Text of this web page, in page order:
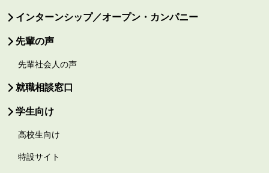
インターンシップ／オープン・カンパニー
先輩の声
先輩社会人の声
就職相談窓口
学生向け
高校生向け
特設サイト